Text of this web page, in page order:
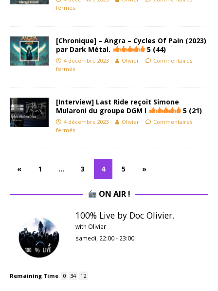
fermés
[Chronique] – Angra – Cycles Of Pain (2023)
par Dark Métal.
5 (44)
4 décembre 2023 Olivier
Commentaires
fermés
[Interview] Last Ride reçoit Simone
Mularoni du groupe DGM !
5 (21)
4 décembre 2023 Olivier
Commentaires
fermés
« 1 … 3 4 5 »
ON AIR !
100% Live by Doc Olivier.
with Olivier
samedi, 22:00- 23:00
Remaining Time: 0 : 34 : 11